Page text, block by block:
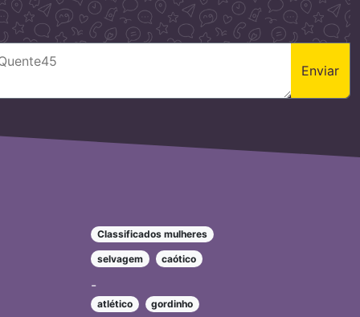
Enviar
Classificados mulheres
selvagem caótico
-
atlético gordinho